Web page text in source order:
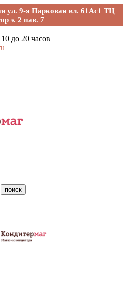
ул. 9-я Парковая вл. 61Ас1 ТЦ
э. 2 пав. 7
до 20 часов
поиск